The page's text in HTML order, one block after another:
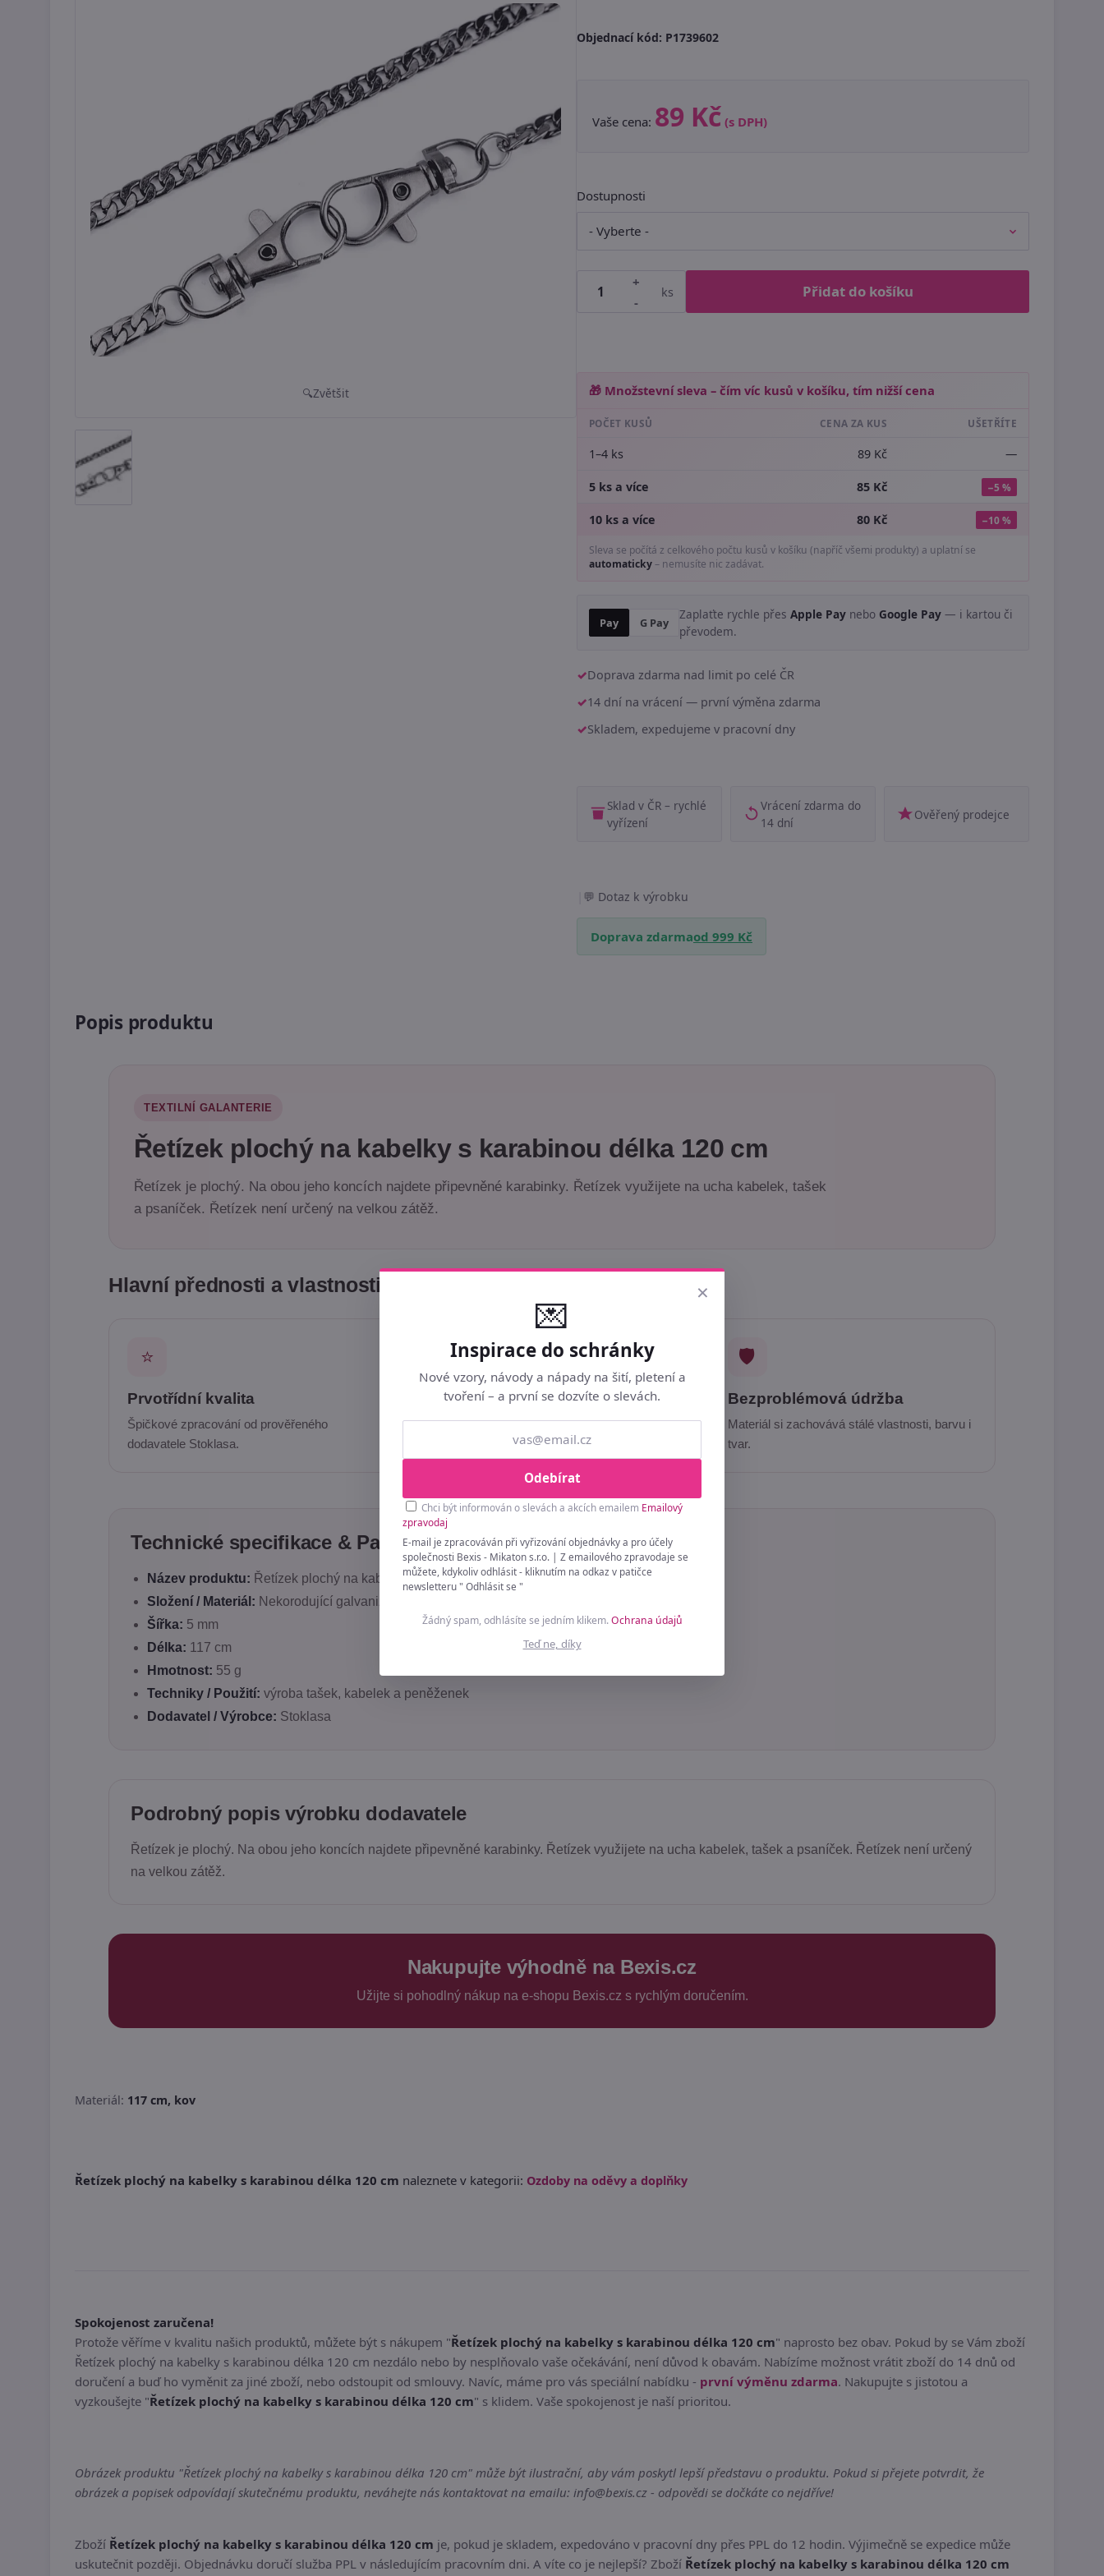
Zvětšit
Objednací kód: P1739602
Vaše cena: 89 Kč (s DPH)
Dostupnosti
+
-
ks Přidat do košíku
🎁 Množstevní sleva – čím víc kusů v košíku, tím nižší cena
POČET KUSŮ CENA ZA KUS UŠETŘÍTE
1–4 ks 89 Kč —
5 ks a více 85 Kč −5 %
10 ks a více 80 Kč −10 %
Sleva se počítá z celkového počtu kusů v košíku (napříč všemi produkty) a uplatní se
automaticky– nemusíte nic zadávat.
Pay G Pay
Zaplaťte rychle přes Apple Pay nebo Google Pay — i kartou či
převodem.
Doprava zdarma nad limit po celé ČR
14 dní na vrácení — první výměna zdarma
Skladem, expedujeme v pracovní dny
Sklad v ČR – rychlé
vyřízení
Vrácení zdarma do
14 dní
Ověřený prodejce
Dotaz k výrobku
Doprava zdarmaod 999 Kč
Popis produktu
TEXTILNÍ GALANTERIE
Řetízek plochý na kabelky s karabinou délka 120 cm
Řetízek je plochý. Na obou jeho koncích najdete připevněné karabinky. Řetízek využijete na ucha kabelek, tašek
a psaníček. Řetízek není určený na velkou zátěž.
Hlavní přednosti a vlastnosti
⭐
Prvotřídní kvalita
Špičkové zpracování od prověřeného
dodavatele Stoklasa.
✂️
Praktické využití
Skvělý pomocník pro tvoření, šití, aranžování i
🛡️
Bezproblémová údržba
Materiál si zachovává stálé vlastnosti, barvu i
tvar.
Technické specifikace & Parametry
Název produktu: Řetízek plochý na kabelky s karabinou délka 120 cm
Složení / Materiál: Nekorodující galvanizovaný kov / Zinková slitina
Šířka: 5 mm
Délka: 117 cm
Hmotnost: 55 g
Techniky / Použití: výroba tašek, kabelek a peněženek
Dodavatel / Výrobce: Stoklasa
Podrobný popis výrobku dodavatele
Řetízek je plochý. Na obou jeho koncích najdete připevněné karabinky. Řetízek využijete na ucha kabelek, tašek a psaníček. Řetízek není určený
na velkou zátěž.
Nakupujte výhodně na Bexis.cz
Užijte si pohodlný nákup na e-shopu Bexis.cz s rychlým doručením.
Materiál: 117 cm, kov
Řetízek plochý na kabelky s karabinou délka 120 cm naleznete v kategorii: Ozdoby na oděvy a doplňky
Spokojenost zaručena!
Protože věříme v kvalitu našich produktů, můžete být s nákupem "Řetízek plochý na kabelky s karabinou délka 120 cm" naprosto bez obav. Pokud by se Vám zboží
Řetízek plochý na kabelky s karabinou délka 120 cm nezdálo nebo by nesplňovalo vaše očekávání, není důvod k obavám. Nabízíme možnost vrátit zboží do 14 dnů od
doručení a buď ho vyměnit za jiné zboží, nebo odstoupit od smlouvy. Navíc, máme pro vás speciální nabídku - první výměnu zdarma. Nakupujte s jistotou a
vyzkoušejte "Řetízek plochý na kabelky s karabinou délka 120 cm" s klidem. Vaše spokojenost je naší prioritou.
Obrázek produktu "Řetízek plochý na kabelky s karabinou délka 120 cm" může být ilustrační, aby vám poskytl lepší představu o produktu. Pokud si přejete potvrdit, že
obrázek a popisek odpovídají skutečnému produktu, neváhejte nás kontaktovat na emailu: info@bexis.cz - odpovědi se dočkáte co nejdříve!
Zboží Řetízek plochý na kabelky s karabinou délka 120 cm je, pokud je skladem, expedováno v pracovní dny přes PPL do 12 hodin. Výjimečně se expedice může
uskutečnit později. Objednávku doručí služba PPL v následujícím pracovním dni. A víte co je nejlepší? Zboží Řetízek plochý na kabelky s karabinou délka 120 cm
×
💌
Inspirace do schránky
Nové vzory, návody a nápady na šití, pletení a
tvoření – a první se dozvíte o slevách.
Odebírat
Chci být informován o slevách a akcích emailem Emailový
zpravodaj
E-mail je zpracováván při vyřizování objednávky a pro účely
společnosti Bexis - Mikaton s.r.o. | Z emailového zpravodaje se
můžete, kdykoliv odhlásit - kliknutím na odkaz v patičce
newsletteru " Odhlásit se "
Žádný spam, odhlásíte se jedním klikem.Ochrana údajů
Teď ne, díky